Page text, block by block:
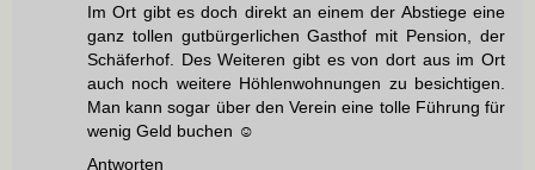
Im Ort gibt es doch direkt an einem der Abstiege eine
ganz tollen gutbürgerlichen Gasthof mit Pension, der
Schäferhof. Des Weiteren gibt es von dort aus im Ort
auch noch weitere Höhlenwohnungen zu besichtigen.
Man kann sogar über den Verein eine tolle Führung für
wenig Geld buchen ☺️
Antworten